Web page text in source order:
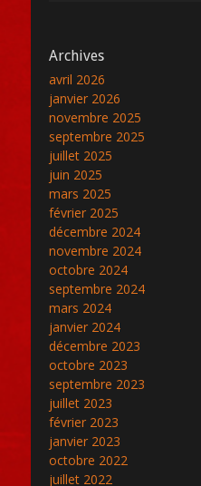
Archives
avril 2026
janvier 2026
novembre 2025
septembre 2025
juillet 2025
juin 2025
mars 2025
février 2025
décembre 2024
novembre 2024
octobre 2024
septembre 2024
mars 2024
janvier 2024
décembre 2023
octobre 2023
septembre 2023
juillet 2023
février 2023
janvier 2023
octobre 2022
juillet 2022